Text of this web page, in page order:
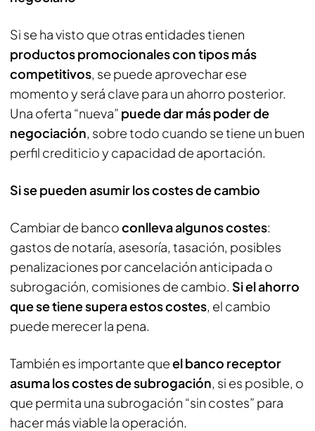
Si se ha visto que otras entidades tienen
productos promocionales con tipos más
competitivos, se puede aprovechar ese
momento y será clave para un ahorro posterior.
Una oferta “nueva” puede dar más poder de
negociación, sobre todo cuando se tiene un buen
perfil crediticio y capacidad de aportación.
Si se pueden asumir los costes de cambio
Cambiar de bancoconlleva algunos costes:
gastos de notaría, asesoría, tasación, posibles
penalizaciones por cancelación anticipada o
subrogación, comisiones de cambio. Si el ahorro
que se tiene supera estos costes, el cambio
puede merecer la pena.
También es importante queel banco receptor
asuma los costes de subrogación, si es posible, o
que permita una subrogación “sin costes” para
hacer más viable la operación.